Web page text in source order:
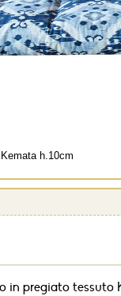
pregiato
h.10cm